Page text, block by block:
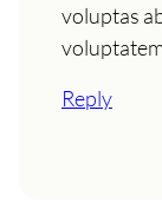
voluptas
Reply